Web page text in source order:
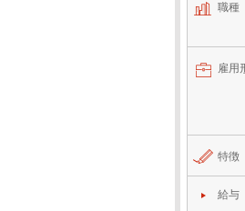
職種
雇用
特徴
給与